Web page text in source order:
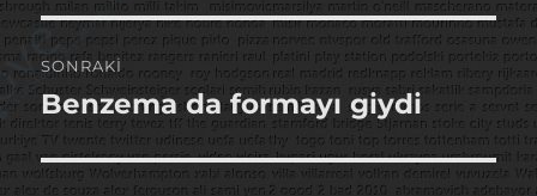
SONRAKI
Sonraki
yazı:
Benzema da formayı giydi